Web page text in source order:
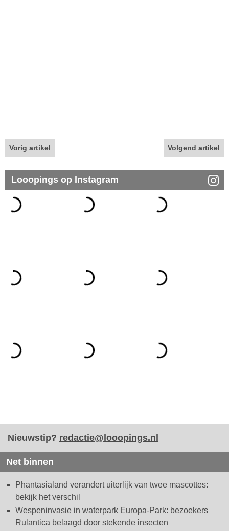
Vorig artikel Volgend artikel
Looopings op Instagram
Nieuwstip? redactie@looopings.nl
Net binnen
Phantasialand verandert uiterlijk van twee mascottes:
bekijk het verschil
Wespeninvasie in waterpark Europa-Park: bezoekers
Rulantica belaagd door stekende insecten